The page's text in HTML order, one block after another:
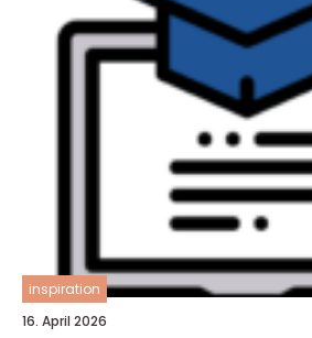
inspiration
16. April 2026